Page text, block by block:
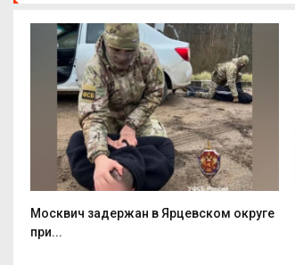
Москвич задержан в Ярцевском округе
при...